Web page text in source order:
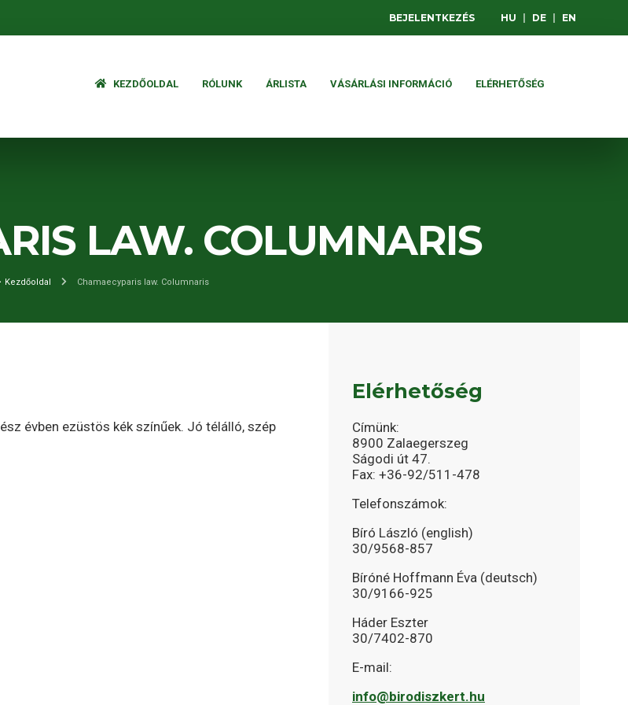
BEJELENTKEZÉS HU DE EN
KEZDŐOLDAL RÓLUNK ÁRLISTA VÁSÁRLÁSI INFORMÁCIÓ ELÉRHETŐSÉG
LAW. COLUMNARIS
Kezdőoldal Chamaecyparis law. Columnaris
évben ezüstös kék színűek. Jó télálló, szép
Elérhetőség
Címünk:
8900 Zalaegerszeg
Ságodi út 47.
Fax: +36-92/511-478
Telefonszámok:
Bíró László (english)
30/9568-857
Bíróné Hoffmann Éva (deutsch)
30/9166-925
Háder Eszter
30/7402-870
E-mail:
info@birodiszkert.hu